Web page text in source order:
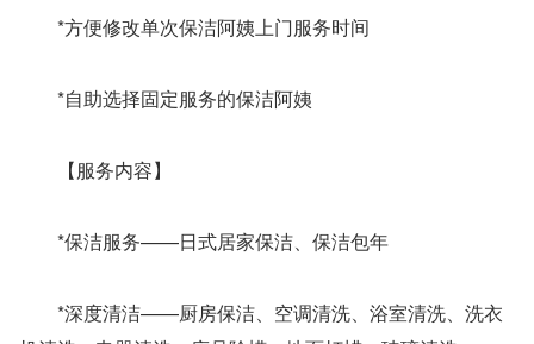
*方便修改单次保洁阿姨上门服务时间
*自助选择固定服务的保洁阿姨
【服务内容】
*保洁服务——日式居家保洁、保洁包年
*深度清洁——厨房保洁、空调清洗、浴室清洗、洗衣